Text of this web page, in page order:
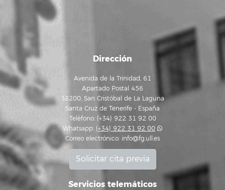
Dirección
Avenida de la Trinidad, 61
Apartado Postal 456
38200, San Cristóbal de La Laguna
Santa Cruz de Tenerife - España
Teléfono: (+34) 922 31 92 00
Whatsapp: (+34) 922 31 92 00
Correo electrónico: info@fg.ull.es
Solicitar cita previa
Servicios telemáticos